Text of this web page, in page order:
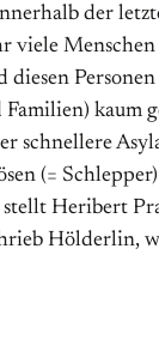
der
viele
kaum
schnellere
(=
Heribert
Hölderlin,